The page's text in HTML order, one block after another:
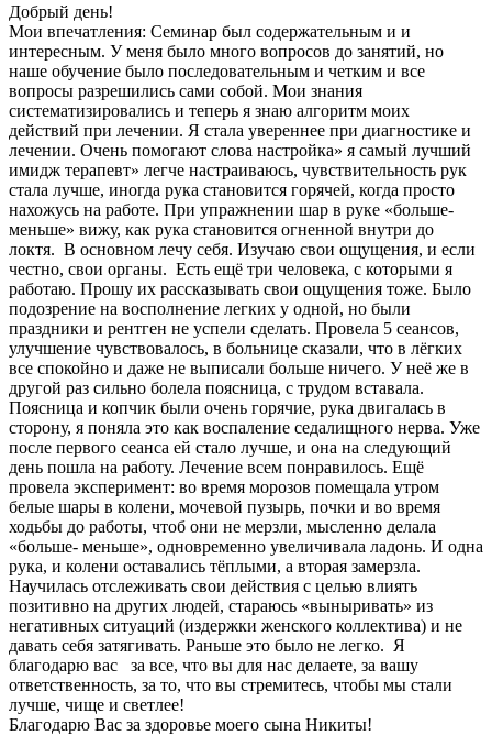
Добрый день!
Мои впечатления: Семинар был содержательным и и
интересным. У меня было много вопросов до занятий, но
наше обучение было последовательным и четким и все
вопросы разрешились сами собой. Мои знания
систематизировались и теперь я знаю алгоритм моих
действий при лечении. Я стала увереннее при диагностике и
лечении. Очень помогают слова настройка» я самый лучший
имидж терапевт» легче настраиваюсь, чувствительность рук
стала лучше, иногда рука становится горячей, когда просто
нахожусь на работе. При упражнении шар в руке «больше-
меньше» вижу, как рука становится огненной внутри до
локтя. В основном лечу себя. Изучаю свои ощущения, и если
честно, свои органы. Есть ещё три человека, с которыми я
работаю. Прошу их рассказывать свои ощущения тоже. Было
подозрение на восполнение легких у одной, но были
праздники и рентген не успели сделать. Провела 5 сеансов,
улучшение чувствовалось, в больнице сказали, что в лёгких
все спокойно и даже не выписали больше ничего. У неё же в
другой раз сильно болела поясница, с трудом вставала.
Поясница и копчик были очень горячие, рука двигалась в
сторону, я поняла это как воспаление седалищного нерва. Уже
после первого сеанса ей стало лучше, и она на следующий
день пошла на работу. Лечение всем понравилось. Ещё
провела эксперимент: во время морозов помещала утром
белые шары в колени, мочевой пузырь, почки и во время
ходьбы до работы, чтоб они не мерзли, мысленно делала
«больше- меньше», одновременно увеличивала ладонь. И одна
рука, и колени оставались тёплыми, а вторая замерзла.
Научилась отслеживать свои действия с целью влиять
позитивно на других людей, стараюсь «выныривать» из
негативных ситуаций (издержки женского коллектива) и не
давать себя затягивать. Раньше это было не легко. Я
благодарю вас за все, что вы для нас делаете, за вашу
ответственность, за то, что вы стремитесь, чтобы мы стали
лучше, чище и светлее!
Благодарю Вас за здоровье моего сына Никиты!